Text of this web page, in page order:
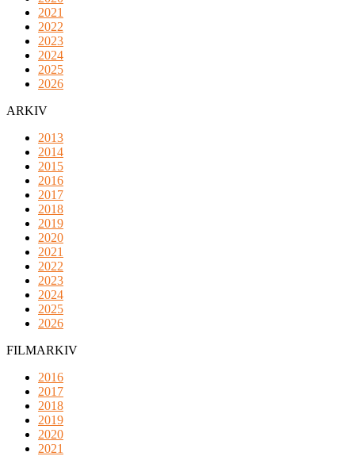
2021
2022
2023
2024
2025
2026
ARKIV
2013
2014
2015
2016
2017
2018
2019
2020
2021
2022
2023
2024
2025
2026
FILMARKIV
2016
2017
2018
2019
2020
2021